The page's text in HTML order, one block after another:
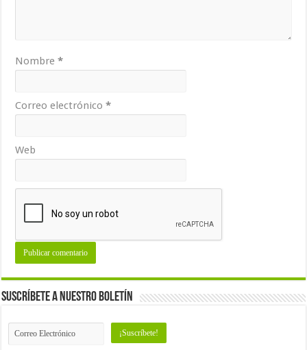
Nombre*
Correo electrónico*
Web
Suscríbete a nuestro Boletín